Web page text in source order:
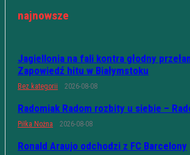
najnowsze
Jagiellonia na fali kontra głodny
Zapowiedź hitu w Białymstoku
Bez kategorii 2026-08-08
Radomiak Radom rozbity u siebie –
Piłka Nożna 2026-08-08
Ronald Araujo odchodzi z FC Barcelony